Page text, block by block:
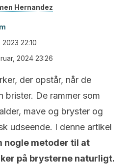
Hernandez
22:10
2024 23:26
der opstår, når de
brister. De rammer som
mave og bryster og
udseende. I denne artikel
metoder til at
på brysterne naturligt.